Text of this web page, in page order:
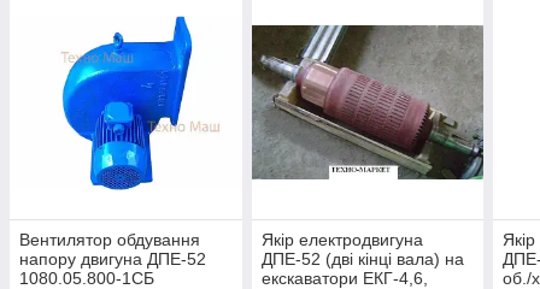
Вентилятор обдування
напору двигуна ДПЕ-52
1080.05.800-1СБ
Якір електродвигуна
ДПЕ-52 (дві кінці вала) на
екскаватори ЕКГ-4,6,
об./